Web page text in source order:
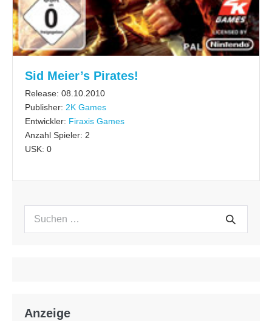
Sid Meier’s Pirates!
Release: 08.10.2010
Publisher: 2K Games
Entwickler: Firaxis Games
Anzahl Spieler: 2
USK: 0
Suchen
Suche
Anzeige